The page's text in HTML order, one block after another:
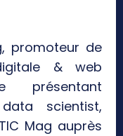
promoteur de
& web
présentant
scientist,
Mag auprès